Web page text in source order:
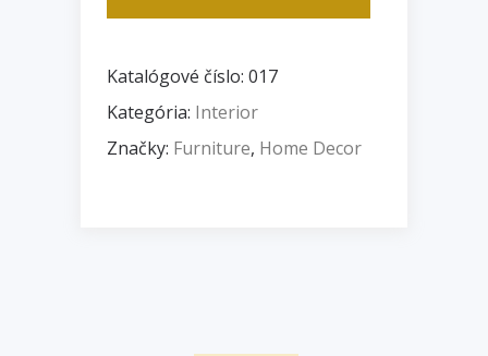
Katalógové číslo: 017
Kategória: Interior
Značky: Furniture, Home Decor